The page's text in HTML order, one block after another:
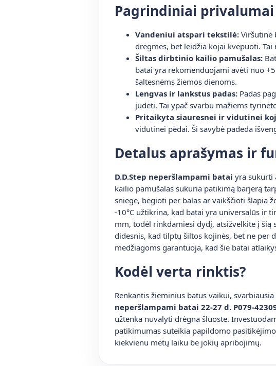
Pagrindiniai privalumai
Vandeniui atspari tekstilė: Viršutinė
drėgmės, bet leidžia kojai kvėpuoti. Tai
Šiltas dirbtinio kailio pamušalas:
batai yra rekomenduojami avėti nuo
šaltesnėms žiemos dienoms.
Lengvas ir lankstus padas: Padas
judėti. Tai ypač svarbu mažiems
Pritaikyta siauresnei ir vidutinei
vidutinei pėdai. Ši savybė padeda
Detalus aprašymas ir
D.D.Step neperšlampami batai yra sukurti
kailio pamušalas sukuria patikimą barjerą
sniege, bėgioti per balas ar vaikščioti šlapia
-10°C užtikrina, kad batai yra universalūs ir
mm, todėl rinkdamiesi dydį, atsižvelkite į
didesnis, kad tilptų šiltos kojinės, bet ne per
medžiagoms garantuoja, kad šie batai
Kodėl verta rinktis?
Renkantis žieminius batus vaikui,
neperšlampami batai 22-27 d. P079-
užtenka nuvalyti drėgna šluoste.
patikimumas suteikia papildomo
kiekvienu metų laiku be jokių apribojimų.